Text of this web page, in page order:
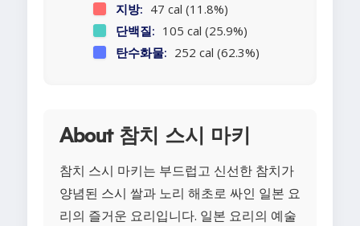
지방: 47 cal (11.8%)
단백질: 105 cal (25.9%)
탄수화물: 252 cal (62.3%)
About 참치 스시 마키
참치 스시 마키는 부드럽고 신선한 참치가
양념된 스시 쌀과 노리 해초로 싸인 일본 요
리의 즐거운 요리입니다. 일본 요리의 예술